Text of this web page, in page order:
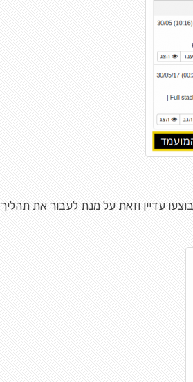
עדיין וזאת על מנת לעבור את תהליך